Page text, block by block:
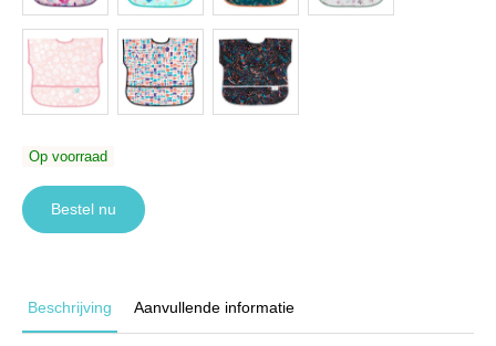
Op voorraad
Bestel nu
Beschrijving Aanvullende informatie